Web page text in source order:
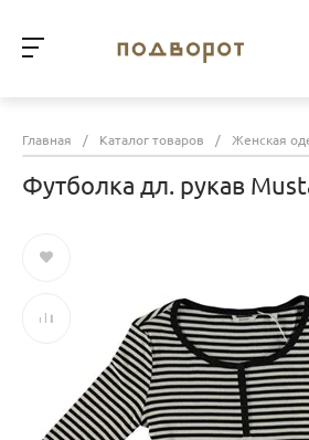
Главная / Каталог товаров / Женская
Футболка дл. рукав